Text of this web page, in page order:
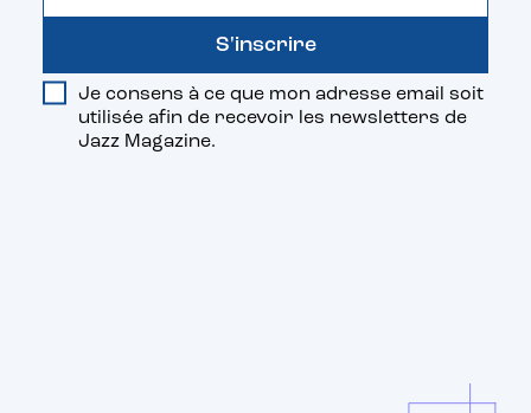
Je consens à ce que mon adresse email soit
utilisée afin de recevoir les newsletters de
Jazz Magazine.
S'inscrire